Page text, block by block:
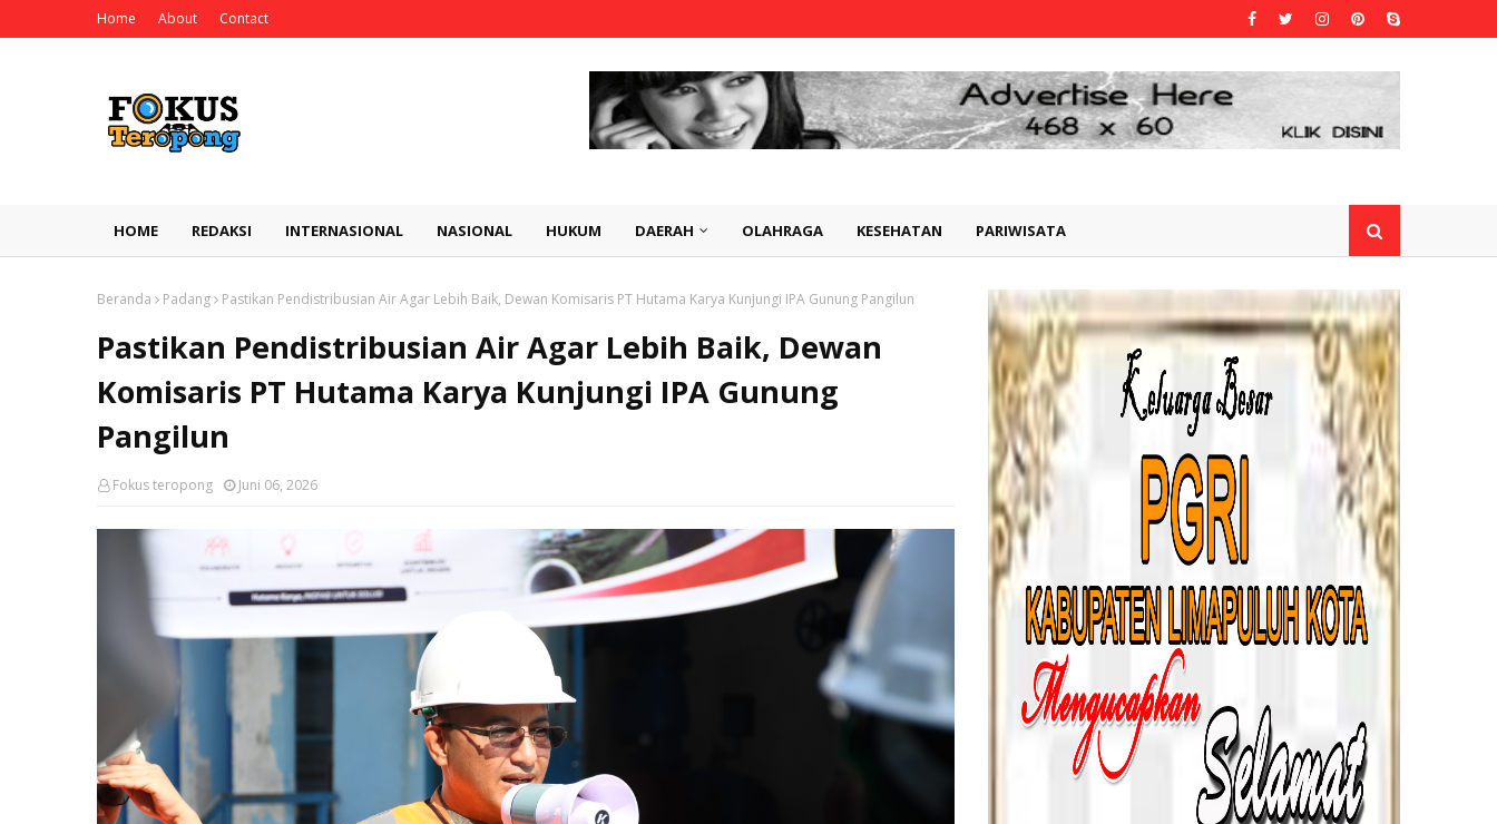
Home About Contact
HOME REDAKSI INTERNASIONAL NASIONAL HUKUM DAERAH OLAHRAGA KESEHATAN PARIWISATA
Beranda Padang Pastikan Pendistribusian Air Agar Lebih Baik, Dewan Komisaris PT Hutama Karya Kunjungi IPA Gunung Pangilun
Pastikan Pendistribusian Air Agar Lebih Baik, Dewan
Komisaris PT Hutama Karya Kunjungi IPA Gunung
Pangilun
Fokus teropong Juni 06, 2026